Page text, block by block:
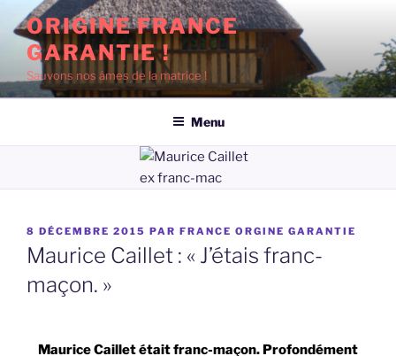
Aller
au
contenu
principal
ORIGINE FRANCE
GARANTIE !
Sauvons nos âmes de la matrice !
Menu
PUBLIÉ
LE
8 DÉCEMBRE 2015 PAR FRANCE ORGINE GARANTIE
Maurice Caillet : « J’étais franc-
maçon. »
Maurice Caillet était franc-maçon. Profondément